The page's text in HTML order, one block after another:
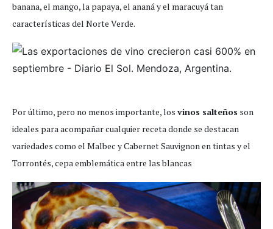
banana, el mango, la papaya, el ananá y el maracuyá tan
características del Norte Verde.
Por último, pero no menos importante, los vinos salteños son
ideales para acompañar cualquier receta donde se destacan
variedades como el Malbec y Cabernet Sauvignon en tintas y el
Torrontés, cepa emblemática entre las blancas